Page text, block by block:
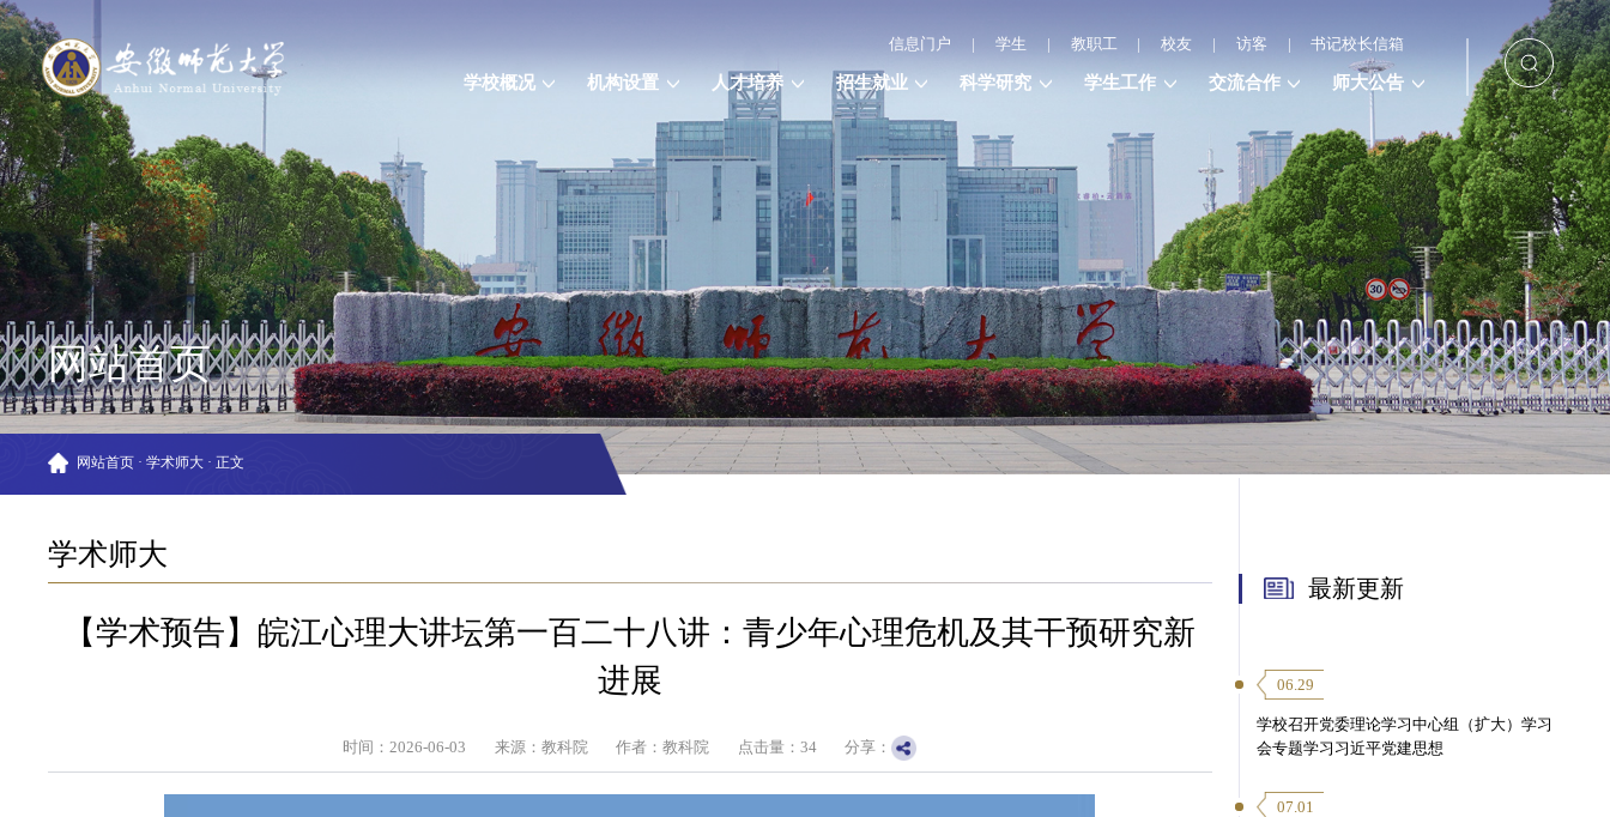
信息门户 | 学生 | 教职工 | 校友 | 访客 | 书记校长信箱
学校概况 机构设置 人才培养 招生就业 科学研究 学生工作 交流合作 师大公告
网站首页
网站首页 · 学术师大 · 正文
学术师大
【学术预告】皖江心理大讲坛第一百二十八讲：青少年心理危机及其干预研究新
进展
时间：2026-06-03 来源：教科院 作者：教科院 点击量： 34 分享：
最新更新
06.29
学校召开党委理论学习中心组（扩大）学习
会专题学习习近平党建思想
07.01